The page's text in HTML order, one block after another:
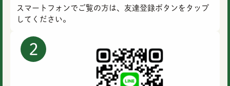
スマートフォンでご覧の方は、 友達登録ボタンをタップ
してください。
2